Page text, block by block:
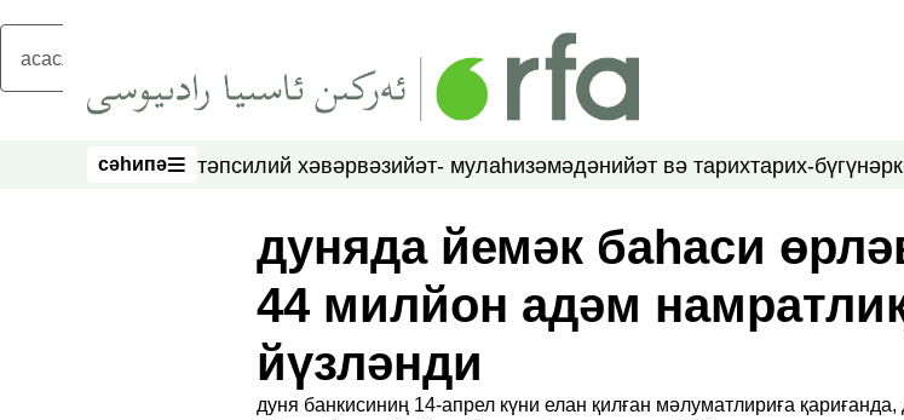
асаслиқ мәзмунға атлаң
сәһипә тәпсилий хәвәрвәзийәт- мулаһизәмәдәнийәт вә тарихтарих-бүгүн
дуняда йемәк баһаси
44 милйон адәм
йүзләнди
дуня банкисиниң 14‏-апрел күни елан қилған мәлуматлириға қариғанда, дуняда йемәк